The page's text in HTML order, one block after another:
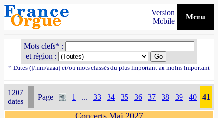
Version
Mobile
Menu
Mots clefs* :
et région :
* Dates (j/mm/aaaa) et/ou mots classés du plus important au moins important
1207
dates
Page 1 ... 33 34 35 36 37 38 39 40 41
Concerts Mai 2027